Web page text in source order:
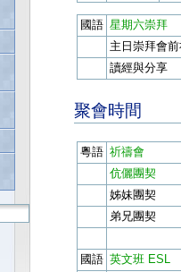
國語 星期六崇拜
主日崇拜會
讀經與分享
聚會時間
粵語 祈禱會
伉儷團契
姊妹團契
弟兄團契
國語 英文班 ESL